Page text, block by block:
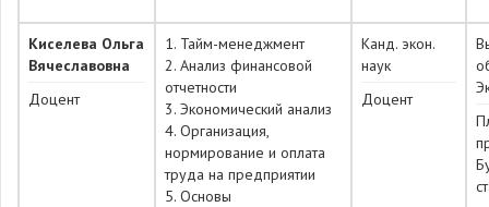
Киселева Ольга
Вячеславовна
Доцент
1. Тайм-менеджмент
2. Анализ финансовой
отчетности
3. Экономический анализ
4. Организация,
нормирование и оплата
труда на предприятии
5. Основы
Канд. экон.
наук
Доцент